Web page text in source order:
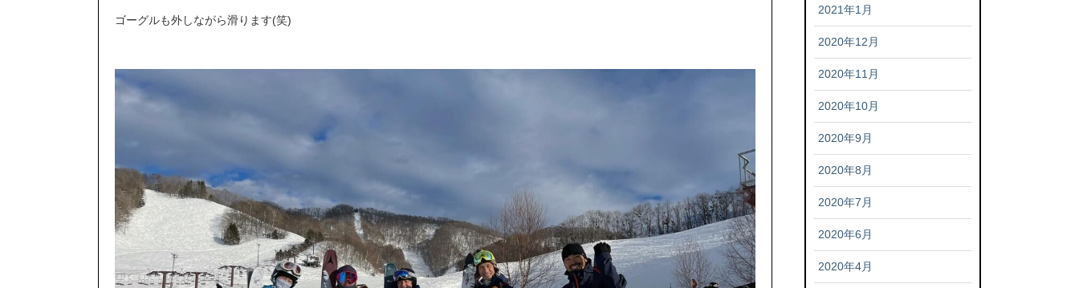
ゴーグルも外しながら滑ります(笑)
2021年1月
2020年12月
2020年11月
2020年10月
2020年9月
2020年8月
2020年7月
2020年6月
2020年4月